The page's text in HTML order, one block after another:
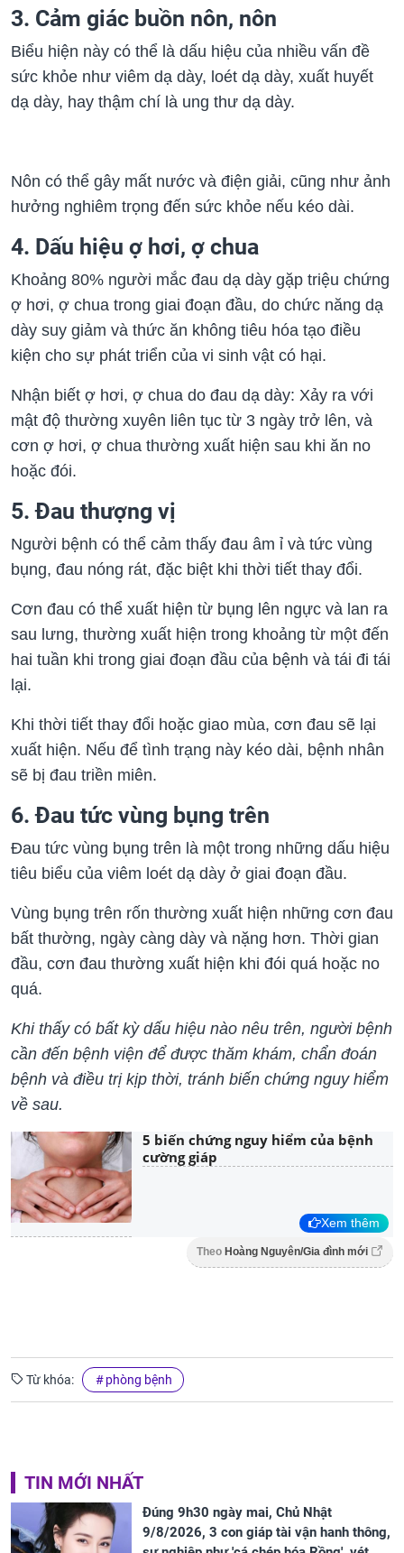
3. Cảm giác buồn nôn, nôn
Biểu hiện này có thể là dấu hiệu của nhiều vấn đề
sức khỏe như viêm dạ dày, loét dạ dày, xuất huyết
dạ dày, hay thậm chí là ung thư dạ dày.
Nôn có thể gây mất nước và điện giải, cũng như ảnh
hưởng nghiêm trọng đến sức khỏe nếu kéo dài.
4. Dấu hiệu ợ hơi, ợ chua
Khoảng 80% người mắc đau dạ dày gặp triệu chứng
ợ hơi, ợ chua trong giai đoạn đầu, do chức năng dạ
dày suy giảm và thức ăn không tiêu hóa tạo điều
kiện cho sự phát triển của vi sinh vật có hại.
Nhận biết ợ hơi, ợ chua do đau dạ dày: Xảy ra với
mật độ thường xuyên liên tục từ 3 ngày trở lên, và
cơn ợ hơi, ợ chua thường xuất hiện sau khi ăn no
hoặc đói.
5. Đau thượng vị
Người bệnh có thể cảm thấy đau âm ỉ và tức vùng
bụng, đau nóng rát, đặc biệt khi thời tiết thay đổi.
Cơn đau có thể xuất hiện từ bụng lên ngực và lan ra
sau lưng, thường xuất hiện trong khoảng từ một đến
hai tuần khi trong giai đoạn đầu của bệnh và tái đi tái
lại.
Khi thời tiết thay đổi hoặc giao mùa, cơn đau sẽ lại
xuất hiện. Nếu để tình trạng này kéo dài, bệnh nhân
sẽ bị đau triền miên.
6. Đau tức vùng bụng trên
Đau tức vùng bụng trên là một trong những dấu hiệu
tiêu biểu của viêm loét dạ dày ở giai đoạn đầu.
Vùng bụng trên rốn thường xuất hiện những cơn đau
bất thường, ngày càng dày và nặng hơn. Thời gian
đầu, cơn đau thường xuất hiện khi đói quá hoặc no
quá.
Khi thấy có bất kỳ dấu hiệu nào nêu trên, người bệnh
cần đến bệnh viện để được thăm khám, chẩn đoán
bệnh và điều trị kịp thời, tránh biến chứng nguy hiểm
về sau.
5 biến chứng nguy hiểm của bệnh
cường giáp
Xem thêm
Theo Hoàng Nguyên/Gia đình mới
Từ khóa: phòng bệnh
TIN MỚI NHẤT
Đúng 9h30 ngày mai, Chủ Nhật
9/8/2026, 3 con giáp tài vận hanh thông,